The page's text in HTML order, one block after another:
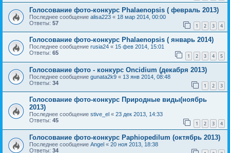
Голосование фото-конкурс Phalaenopsis ( февраль 2013)
Последнее сообщение alisa223 « 18 мар 2014, 00:00
Ответы: 57 1 2 3 4
Голосование фото-конкурс Phalaenopsis ( январь 2014)
Последнее сообщение rusia24 « 15 фев 2014, 15:01
Ответы: 65 1 2 3 4 5
Голосование фото - конкурс Oncidium (декабря 2013)
Последнее сообщение gunata2k9 « 13 янв 2014, 08:48
Ответы: 34 1 2 3
Голосование фото-конкурс Природные виды(ноябрь
2013)
Последнее сообщение stive_el « 23 дек 2013, 14:33
Ответы: 45 1 2 3 4
Голосование фото-конкурс Paphiopedilum (октябрь 2013)
Последнее сообщение Angel « 20 ноя 2013, 18:38
Ответы: 34